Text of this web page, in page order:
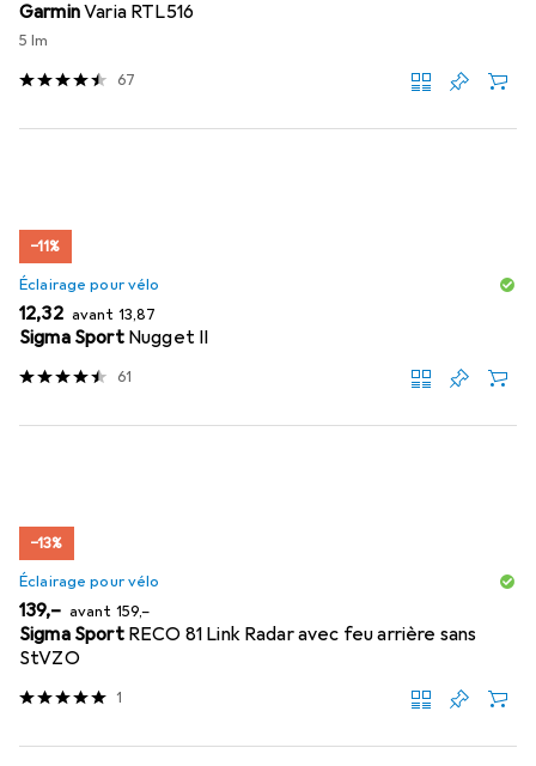
GarminVaria RTL516
5 lm
67
−11%
Éclairage pour vélo
EUR
12,32 avant EUR
13,87
Sigma Sport Nugget II
61
−13%
Éclairage pour vélo
EUR
139,– avant EUR
159,–
Sigma Sport RECO 81 Link Radar avec feu arrière sans
StVZO
1